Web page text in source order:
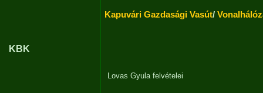
KBK
Kapuvári Gazdasági Vasút/
Lovas Gyulafelvételei